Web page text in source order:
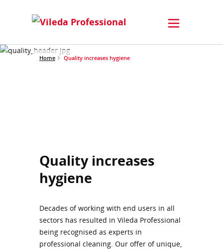
Home Quality increases hygiene
Quality increases
hygiene
Decades of working with end users in all
sectors has resulted in Vileda Professional
being recognised as experts in
professional cleaning. Our offer of unique,